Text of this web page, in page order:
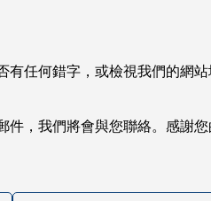
有任何錯字，或檢視我們的網
件，我們將會與您聯絡。感謝